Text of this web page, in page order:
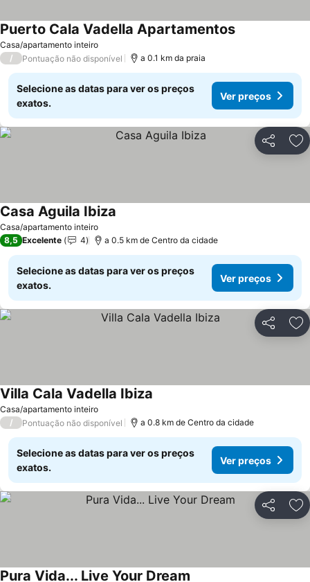
Casa/apartamento inteiro
Puerto Cala Vadella Apartamentos
/ Pontuação não disponível a 0.1 km da praia
Selecione as datas para ver os preços
exatos.
Ver preços
Partilhar
Casa/apartamento inteiro
Casa Aguila Ibiza
8,5 Excelente 4 a 0.5 km de Centro da cidade
Selecione as datas para ver os preços
exatos.
Ver preços
Partilhar
Casa/apartamento inteiro
Villa Cala Vadella Ibiza
/ Pontuação não disponível a 0.8 km de Centro da cidade
Selecione as datas para ver os preços
exatos.
Ver preços
Partilhar
Pura Vida... Live Your Dream